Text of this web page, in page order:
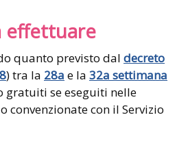
effettuare
quanto previsto dal decreto
) tra la 28a e la 32a settimana
gratuiti se eseguiti nelle
con il Servizio